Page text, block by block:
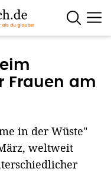
Frauen am
in der Wüste"
weltweit